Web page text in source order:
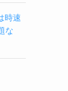
時速
な